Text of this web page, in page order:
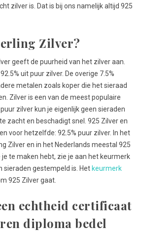
zilver is. Dat is bij ons namelijk altijd 925
Zilver?
geeft de puurheid van het zilver aan.
uit puur zilver. De overige 7.5%
metalen zoals koper die het sieraad
Zilver is een van de meest populaire
zilver kun je eigenlijk geen sieraden
zacht en beschadigt snel. 925 Zilver en
voor hetzelfde: 92.5% puur zilver. In het
Zilver en in het Nederlands meestal 925
te maken hebt, zie je aan het keurmerk
sieraden gestempeld is. Het keurmerk
925 Zilver gaat.
echtheid certificaat
diploma bedel